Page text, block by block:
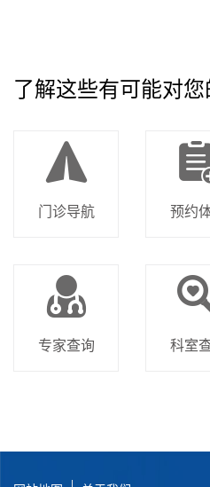
了解这些有可能对
门诊导航 预约
专家查询 科室